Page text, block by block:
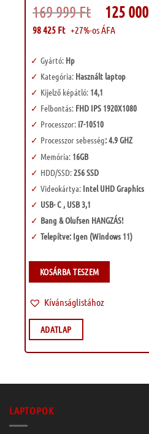
169 999Ft Original
price
was:
169
125 000
98 425 Ft +27%-os ÁFA
Gyártó: Hp
Kategória: Használt laptop
Kijelző képátló: 14,1
Felbontás: FHD IPS 1920X1080
Processzor:i7-10510
Processzor sebesség: 4.9 GHZ
Memória:16GB
HDD/SSD:256 SSD
Videokártya:Intel UHD Graphics
USB- C , USB 3,1
Bang & Olufsen HANGZÁS!
Telepítve: Igen (Windows 11)
KOSÁRBA TESZEM
Kívánságlistához
ADATLAP
LAPTOPOK